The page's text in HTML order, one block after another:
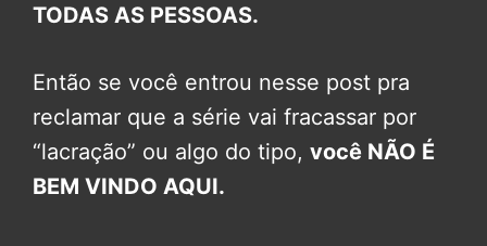
TODAS AS PESSOAS.
Então se você entrou nesse post pra
reclamar que a série vai fracassar por
“lacração” ou algo do tipo, você NÃO É
BEM VINDO AQUI.